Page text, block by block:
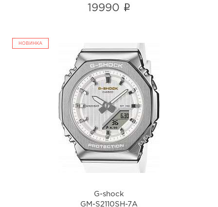
19990 i
НОВИНКА
G-shock
GM-S2110SH-7A
i
G-shock
GM-S2110SH-7A